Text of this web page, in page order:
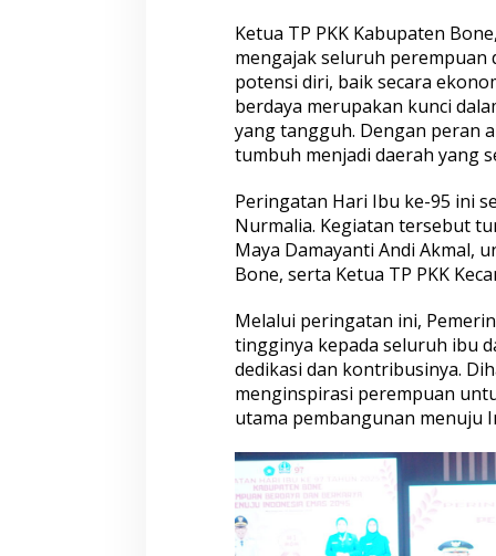
H
a
r
i
I
b
u
e
-
9
5
,
o
r
o
n
g
P
r
e
m
Ketua TP PKK Kabupaten
mengajak seluruh
potensi diri, baik secara
berdaya merupakan kunci
yang tangguh. Dengan peran
tumbuh menjadi daerah yang
Peringatan Hari Ibu ke-95 ini
Nurmalia. Kegiatan tersebut
Maya Damayanti Andi Akmal,
Bone, serta Ketua TP PKK
Melalui peringatan ini,
tingginya kepada seluruh ibu
dedikasi dan kontribusinya.
menginspirasi perempuan
utama pembangunan menuju